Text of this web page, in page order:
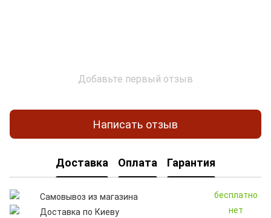
Добавьте первый отзыв
Написать отзыв
Доставка Оплата Гарантия
Самовывоз из магазина
бесплатно
Доставка по Киеву
нет